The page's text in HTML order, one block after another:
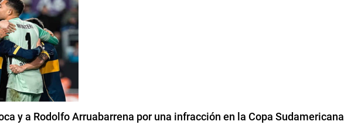
y a Rodolfo Arruabarrena por una infracción en la Copa Sudamericana